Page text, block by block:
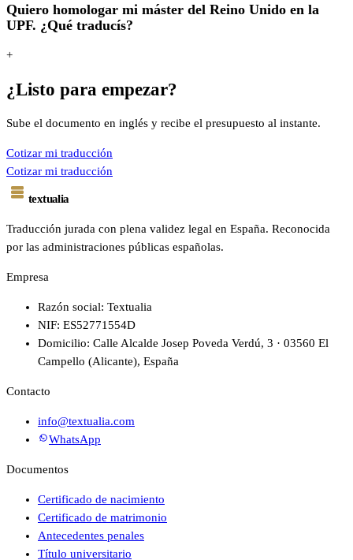
Quiero homologar mi máster del Reino Unido en la
UPF. ¿Qué traducís?
+
¿Listo para empezar?
Sube el documento en inglés y recibe el presupuesto al instante.
Cotizar mi traducción
Cotizar mi traducción
textualia
Traducción jurada con plena validez legal en España. Reconocida
por las administraciones públicas españolas.
Empresa
Razón social: Textualia
NIF: ES52771554D
Domicilio: Calle Alcalde Josep Poveda Verdú, 3 · 03560 El
Campello (Alicante), España
Contacto
info@textualia.com
WhatsApp
Documentos
Certificado de nacimiento
Certificado de matrimonio
Antecedentes penales
Título universitario